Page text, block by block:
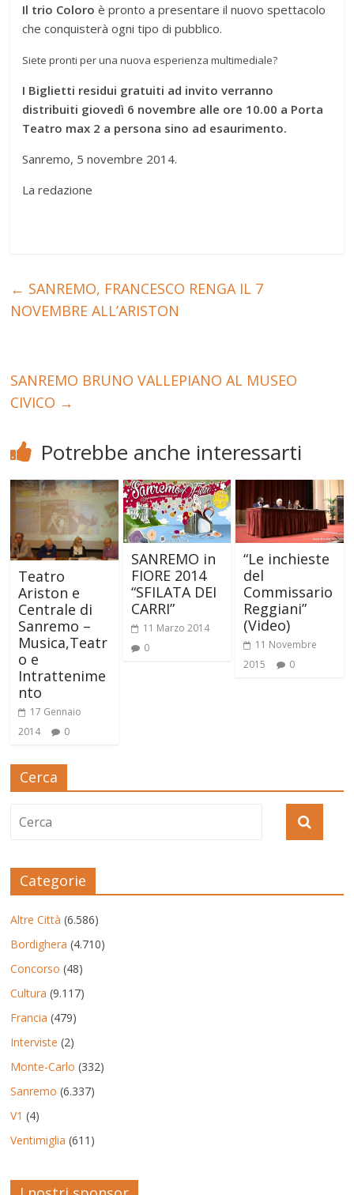
Il trio Coloro è pronto a presentare il nuovo spettacolo
che conquisterà ogni tipo di pubblico.
Siete pronti per una nuova esperienza multimediale?
I Biglietti residui gratuiti ad invito verranno
distribuiti giovedì 6 novembre alle ore 10.00 a Porta
Teatro max 2 a persona sino ad esaurimento.
Sanremo, 5 novembre 2014.
La redazione
← SANREMO, FRANCESCO RENGA IL 7
NOVEMBRE ALL’ARISTON
SANREMO BRUNO VALLEPIANO AL MUSEO
CIVICO →
Potrebbe anche interessarti
Teatro
Ariston e
Centrale di
Sanremo –
Musica,Teatr
o e
Intrattenime
nto
17 Gennaio
2014
0
SANREMO in
FIORE 2014
“SFILATA DEI
CARRI”
11 Marzo 2014
0
“Le inchieste
del
Commissario
Reggiani”
(Video)
11 Novembre
2015
0
Cerca
Categorie
Altre Città (6.586)
Bordighera (4.710)
Concorso (48)
Cultura (9.117)
Francia (479)
Interviste (2)
Monte-Carlo (332)
Sanremo (6.337)
V1 (4)
Ventimiglia (611)